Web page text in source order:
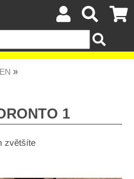
1
zvětšíte